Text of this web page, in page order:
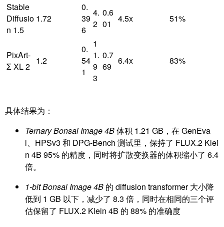
Stable
Diffusio
n 1.5
1.72
0.
39
6
4.
2
0.6
01
4.5x 51%
PixArt-
Σ XL 2
1.2
0.
54
1
1
1.
9
3
0.7
69
6.4x 83%
具体结果为：
Ternary Bonsai Image 4B体积 1.21 GB，在 GenEva
l、HPSv3 和 DPG-Bench 测试里，保持了 FLUX.2 Klei
n 4B 95% 的精度，同时将扩散变换器的体积缩小了 6.4
倍。
1-bit Bonsai Image 4B 的 diffusion transformer 大小降
低到 1 GB 以下，减少了 8.3 倍，同时在相同的三个评
估保留了 FLUX.2 Klein 4B 的 88% 的准确度